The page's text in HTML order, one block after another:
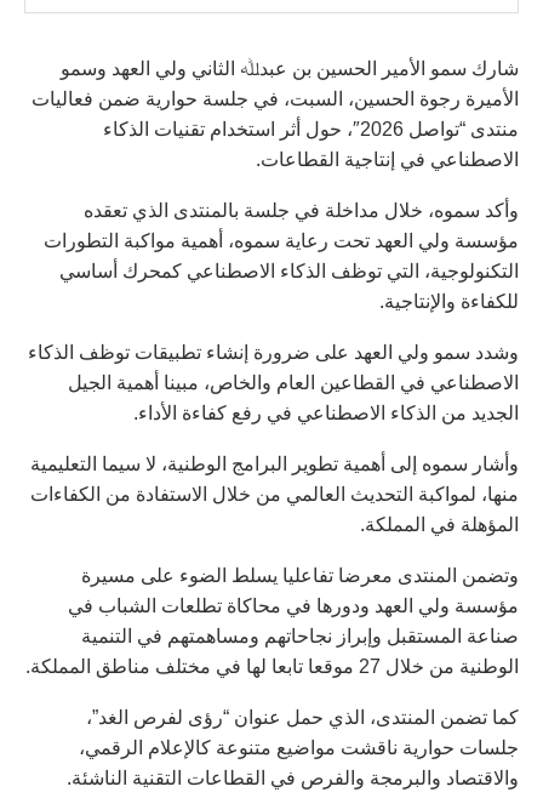
شارك سمو الأمير الحسين بن عبدﷲ الثاني ولي العهد وسمو
الأميرة رجوة الحسين، السبت، في جلسة حوارية ضمن فعاليات
منتدى “تواصل 2026″، حول أثر استخدام تقنيات الذكاء
الاصطناعي في إنتاجية القطاعات.
وأكد سموه، خلال مداخلة في جلسة بالمنتدى الذي تعقده
مؤسسة ولي العهد تحت رعاية سموه، أهمية مواكبة التطورات
التكنولوجية، التي توظف الذكاء الاصطناعي كمحرك أساسي
للكفاءة والإنتاجية.
وشدد سمو ولي العهد على ضرورة إنشاء تطبيقات توظف الذكاء
الاصطناعي في القطاعين العام والخاص، مبينا أهمية الجيل
الجديد من الذكاء الاصطناعي في رفع كفاءة الأداء.
وأشار سموه إلى أهمية تطوير البرامج الوطنية، لا سيما التعليمية
منها، لمواكبة التحديث العالمي من خلال الاستفادة من الكفاءات
المؤهلة في المملكة.
وتضمن المنتدى معرضا تفاعليا يسلط الضوء على مسيرة
مؤسسة ولي العهد ودورها في محاكاة تطلعات الشباب في
صناعة المستقبل وإبراز نجاحاتهم ومساهمتهم في التنمية
الوطنية من خلال 27 موقعا تابعا لها في مختلف مناطق المملكة.
كما تضمن المنتدى، الذي حمل عنوان “رؤى لفرص الغد”،
جلسات حوارية ناقشت مواضيع متنوعة كالإعلام الرقمي،
والاقتصاد والبرمجة والفرص في القطاعات التقنية الناشئة.